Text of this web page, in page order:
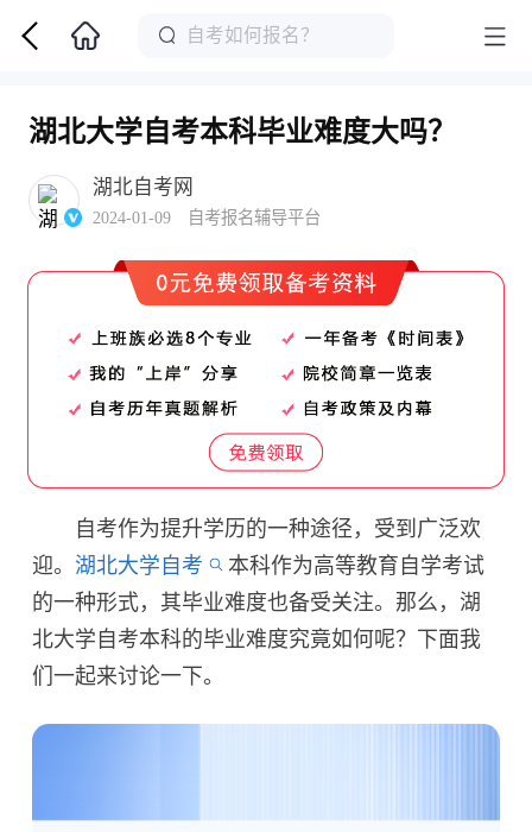
湖北大学自考本科毕业难度大吗？
湖北自考网
2024-01-09 自考报名辅导平台
自考作为提升学历的一种途径，受到广泛欢
迎。 湖北大学自考
本科作为高等教育自学考试
的一种形式，其毕业难度也备受关注。那么，湖
北大学自考本科的毕业难度究竟如何呢？下面我
们一起来讨论一下。